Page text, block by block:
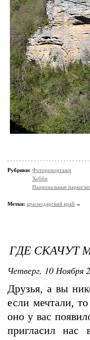
Рубрики: Фоторепортажи
Хобби
Национальные парки/
Метки: краснодарский край
ГДЕ СКАЧУТ
Четверг, 10 Ноября
Друзья, а вы
если мечтали,
оно у вас
пригласил